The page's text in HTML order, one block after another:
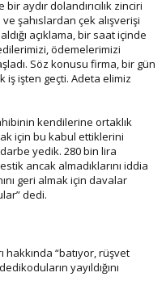
aydır dolandırıcılık zinciri
şahıslardan çek alışverişi
açıklama, bir saat içinde
ödemelerimizi
Söz konusu firma, bir gün
iş işten geçti. Adeta elimiz
kendilerine ortaklık
için bu kabul ettiklerini
yedik. 280 bin lira
ancak almadıklarını iddia
geri almak için davalar
dedi.
hakkında “batıyor, rüşvet
yayıldığını